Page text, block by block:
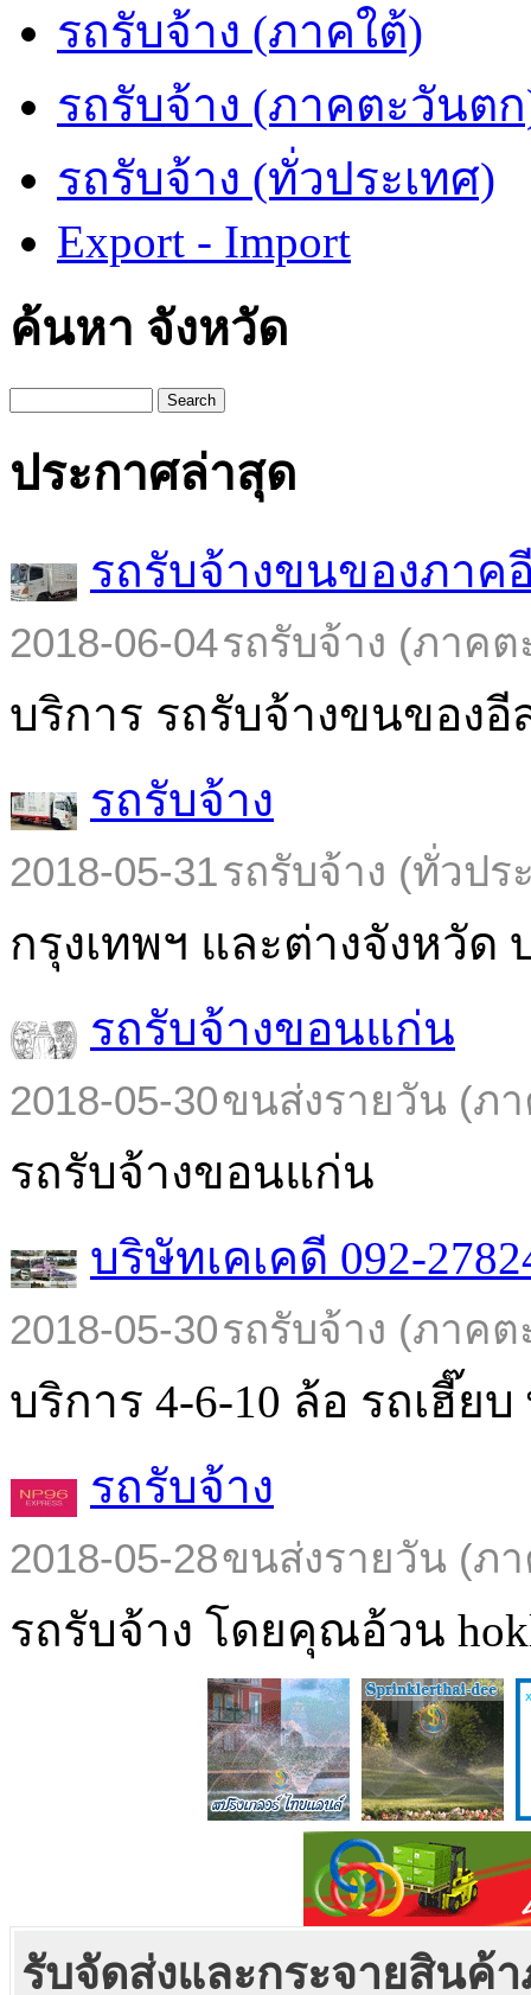
รถรับจ้าง (ภาคใต้)
รถรับจ้าง (ภาคตะวันต
รถรับจ้าง (ทั่วประเทศ)
Export - Import
ค้นหา จังหวัด
Search
ประกาศล่าสุด
รถรับจ้างขนของภาค
2018-06-04รถรับจ้าง (ภาคต
บริการ รถรับจ้างขนของ
รถรับจ้าง
2018-05-31รถรับจ้าง (ทั่วปร
กรุงเทพฯ และต่างจังหวัด
รถรับจ้างขอนแก่น
2018-05-30ขนส่งรายวัน (ภ
รถรับจ้างขอนแก่น
บริษัทเคเคดี 092-
2018-05-30รถรับจ้าง (ภาคต
บริการ 4-6-10 ล้อ รถเฮี๊ยบ
รถรับจ้าง
2018-05-28ขนส่งรายวัน (ภ
รถรับจ้าง โดยคุณอ้วน
รับจัดส่งและกระจายสินค้